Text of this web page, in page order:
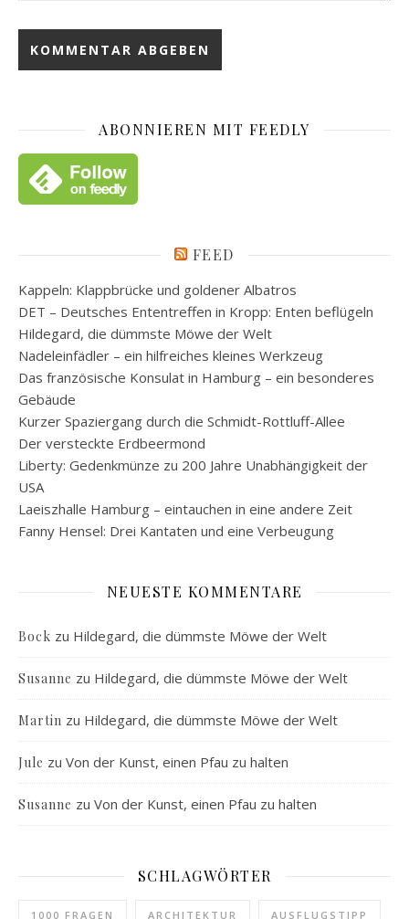
ABONNIEREN MIT FEEDLY
FEED
Kappeln: Klappbrücke und goldener Albatros
DET – Deutsches Ententreffen in Kropp: Enten beflügeln
Hildegard, die dümmste Möwe der Welt
Nadeleinfädler – ein hilfreiches kleines Werkzeug
Das französische Konsulat in Hamburg – ein besonderes
Gebäude
Kurzer Spaziergang durch die Schmidt-Rottluff-Allee
Der versteckte Erdbeermond
Liberty: Gedenkmünze zu 200 Jahre Unabhängigkeit der
USA
Laeiszhalle Hamburg – eintauchen in eine andere Zeit
Fanny Hensel: Drei Kantaten und eine Verbeugung
NEUESTE KOMMENTARE
Bock zu Hildegard, die dümmste Möwe der Welt
Susanne zu Hildegard, die dümmste Möwe der Welt
Martin zu Hildegard, die dümmste Möwe der Welt
Jule zu Von der Kunst, einen Pfau zu halten
Susanne zu Von der Kunst, einen Pfau zu halten
SCHLAGWÖRTER
1000 FRAGEN ARCHITEKTUR AUSFLUGSTIPP